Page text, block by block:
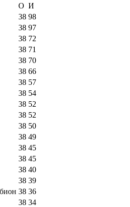
О И
38 98
38 97
38 72
38 71
38 70
38 66
38 57
38 54
38 52
38 52
38 50
38 49
38 45
38 45
38 40
38 39
38 36
38 34